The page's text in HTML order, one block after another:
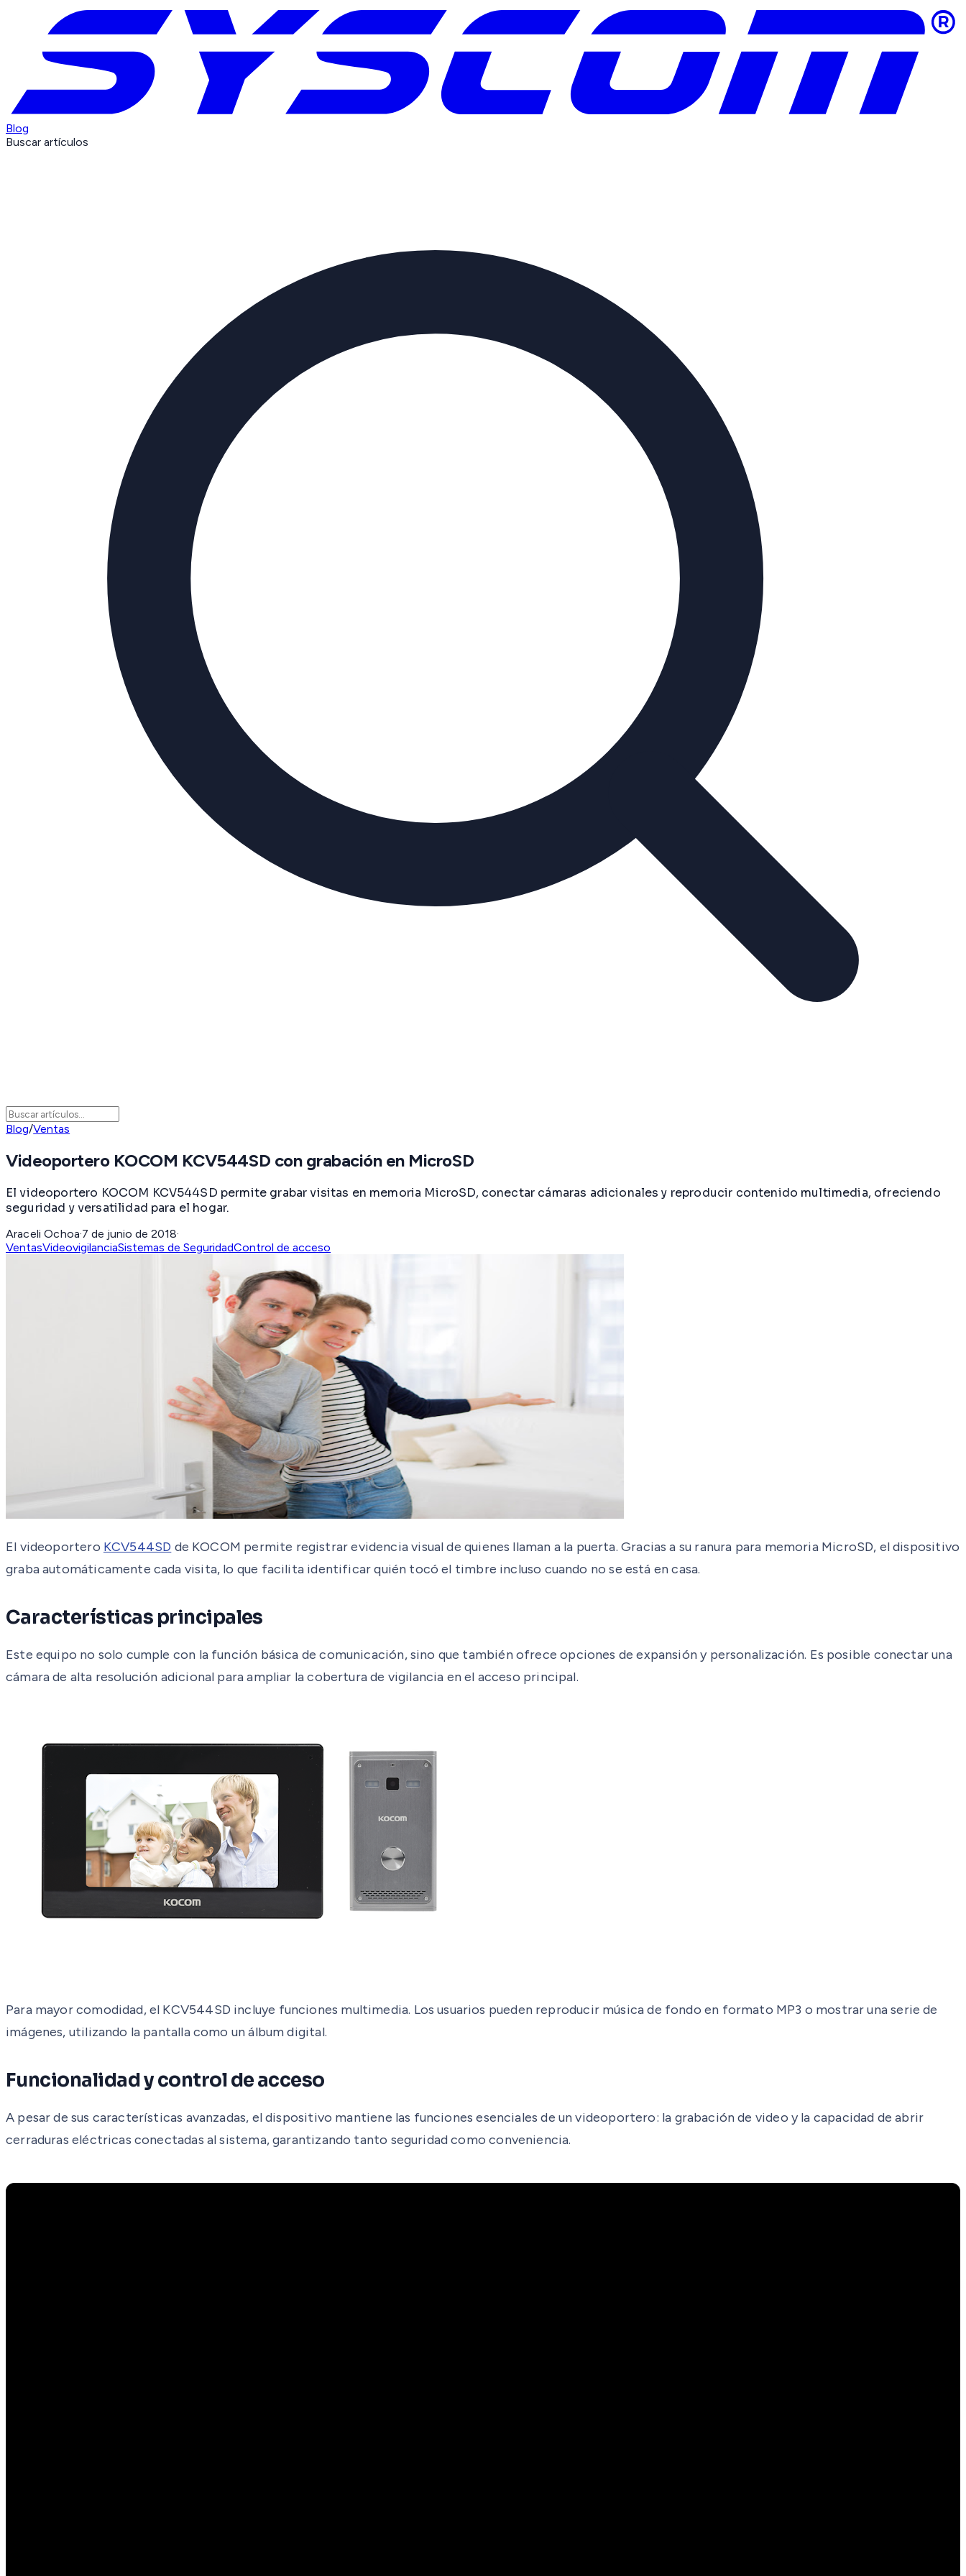
Blog
Buscar artículos
Blog/Ventas
Videoportero KOCOM KCV544SD con grabación en MicroSD
El videoportero KOCOM KCV544SD permite grabar visitas en memoria MicroSD, conectar cámaras adicionales y reproducir contenido multimedia, ofreciendo
seguridad y versatilidad para el hogar.
Araceli Ochoa·7 de junio de 2018·
VentasVideovigilanciaSistemas de SeguridadControl de acceso
El videoportero KCV544SD de KOCOM permite registrar evidencia visual de quienes llaman a la puerta. Gracias a su ranura para memoria MicroSD, el dispositivo
graba automáticamente cada visita, lo que facilita identificar quién tocó el timbre incluso cuando no se está en casa.
Características principales
Este equipo no solo cumple con la función básica de comunicación, sino que también ofrece opciones de expansión y personalización. Es posible conectar una
cámara de alta resolución adicional para ampliar la cobertura de vigilancia en el acceso principal.
Para mayor comodidad, el KCV544SD incluye funciones multimedia. Los usuarios pueden reproducir música de fondo en formato MP3 o mostrar una serie de
imágenes, utilizando la pantalla como un álbum digital.
Funcionalidad y control de acceso
A pesar de sus características avanzadas, el dispositivo mantiene las funciones esenciales de un videoportero: la grabación de video y la capacidad de abrir
cerraduras eléctricas conectadas al sistema, garantizando tanto seguridad como conveniencia.